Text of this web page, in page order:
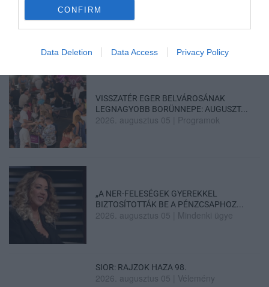
CONFIRM
Data Deletion Data Access Privacy Policy
KATONAI HELIKOPTEREK SEGÍTIK AZ
OLTÁST A DÉDESTAPOLCSÁNYI...
2026. augusztus 05
VISSZATÉR EGER BELVÁROSÁNAK
LEGNAGYOBB BORÜNNEPE: AUGUSZT...
2026. augusztus 05 Programok
„A NER-FELESÉGEK GYEREKKEL
BIZTOSÍTOTTÁK BE A PÉNZCSAPHOZ...
2026. augusztus 05 Mindenki ügye
SIOR: RAJZOK HAZA 98.
2026. augusztus 05 Vélemény